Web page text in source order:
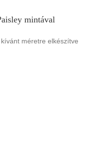
mintával
méretre elkészítve